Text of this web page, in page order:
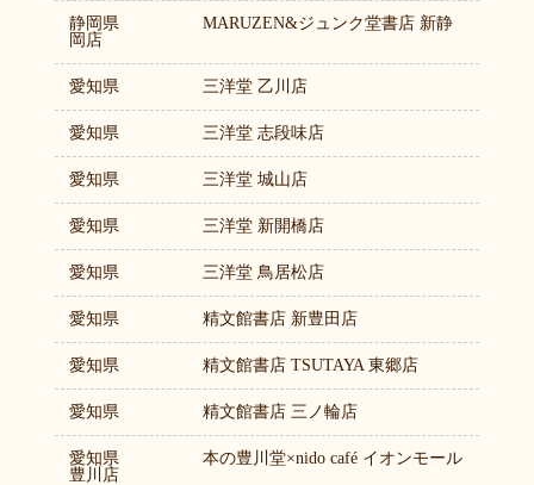
静岡県
MARUZEN&ジュンク堂書店 新静
岡店
愛知県 三洋堂 乙川店
愛知県 三洋堂 志段味店
愛知県 三洋堂 城山店
愛知県 三洋堂 新開橋店
愛知県 三洋堂 鳥居松店
愛知県 精文館書店 新豊田店
愛知県 精文館書店 TSUTAYA 東郷店
愛知県 精文館書店 三ノ輪店
愛知県
本の豊川堂×nido café イオンモール
豊川店